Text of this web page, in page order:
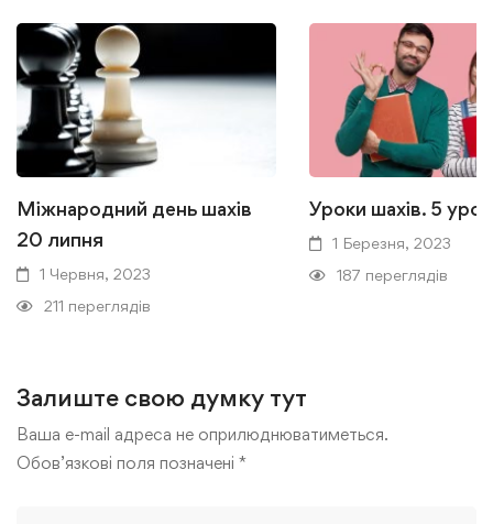
Міжнародний день шахів
20 липня
1 Червня, 2023
211 переглядів
Уроки шахів. 5
1 Березня, 2023
187 переглядів
Залиште свою думку тут
Ваша e-mail адреса не оприлюднюватиметься.
Обов’язкові поля позначені *